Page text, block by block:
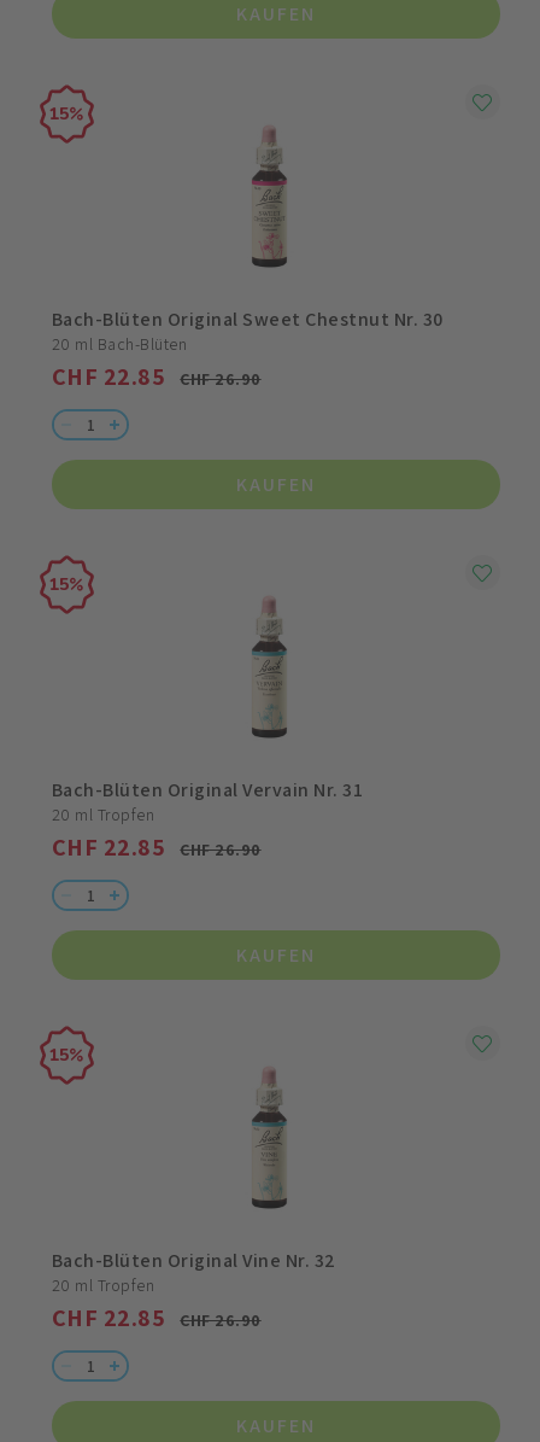
KAUFEN
15
Bach-Blüten Original Sweet Chestnut Nr. 30
20 ml Bach-Blüten
CHF 26.90
CHF 22.85
KAUFEN
15
Bach-Blüten Original Vervain Nr. 31
20 ml Tropfen
CHF 26.90
CHF 22.85
KAUFEN
15
Bach-Blüten Original Vine Nr. 32
20 ml Tropfen
CHF 26.90
CHF 22.85
KAUFEN